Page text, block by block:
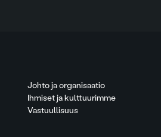
Johto ja organisaatio
Ihmiset ja kulttuurimme
Vastuullisuus